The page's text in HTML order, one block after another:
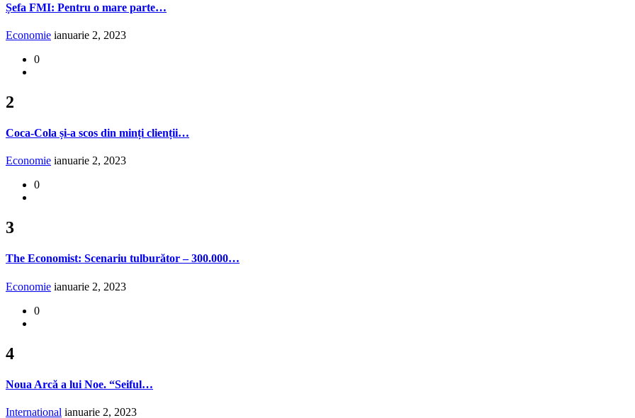
Șefa FMI: Pentru o mare parte…
Economie ianuarie 2, 2023
0
2
Coca-Cola și-a scos din minți clienții…
Economie ianuarie 2, 2023
0
3
The Economist: Scenariu tulburător – 300.000…
Economie ianuarie 2, 2023
0
4
Noua Arcă a lui Noe. “Seiful…
International ianuarie 2, 2023